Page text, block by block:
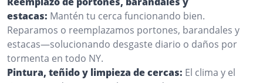
estacas: Mantén tu cerca funcionando bien.
Reparamos o reemplazamos portones, barandales y
estacas—solucionando desgaste diario o daños por
tormenta en todo NY.
Pintura, teñido y limpieza de cercas: El clima y el